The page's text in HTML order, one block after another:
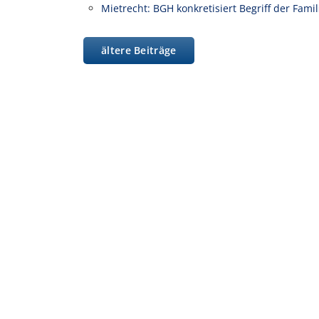
Mietrecht: BGH konkretisiert Begriff der
ältere Beiträge